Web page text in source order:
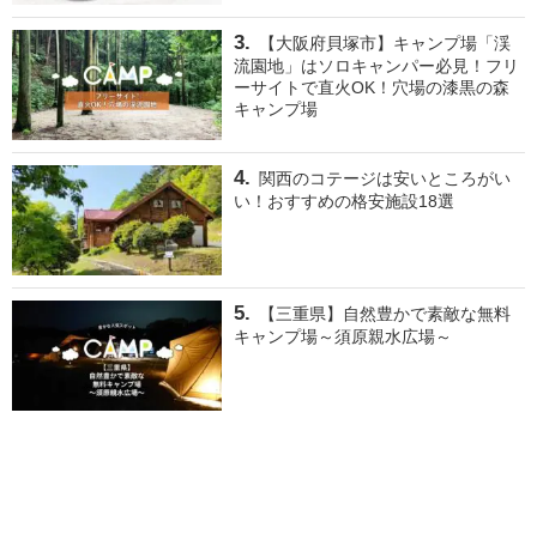
【大阪府貝塚市】キャンプ場「渓
流園地」はソロキャンパー必見！フリ
ーサイトで直火OK！穴場の漆黒の森
キャンプ場
関西のコテージは安いところがい
い！おすすめの格安施設18選
【三重県】自然豊かで素敵な無料
キャンプ場～須原親水広場～